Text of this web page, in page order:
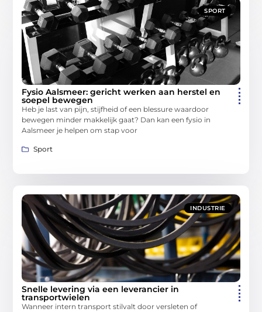
SPORT
Fysio Aalsmeer: gericht werken aan herstel en
soepel bewegen
Heb je last van pijn, stijfheid of een blessure waardoor
bewegen minder makkelijk gaat? Dan kan een fysio in
Aalsmeer je helpen om stap voor
Sport
INDUSTRIE
Snelle levering via een leverancier in
transportwielen
Wanneer intern transport stilvalt door versleten of